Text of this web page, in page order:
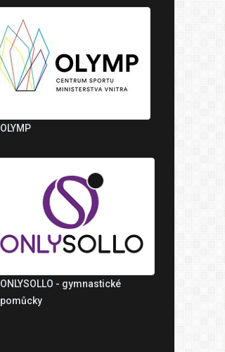
OLYMP
ONLYSOLLO - gymnastické
pomůcky